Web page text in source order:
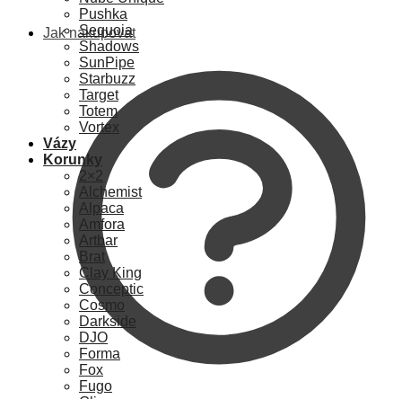
Jak nakupovat
Pushka
Sequoia
Shadows
SunPipe
Starbuzz
Target
Totem
Vortex
Vázy
Korunky
2×2
Alchemist
Alpaca
Amfora
Artbar
Brat
Clay King
Conceptic
Cosmo
Darkside
DJO
Forma
Fox
Fugo